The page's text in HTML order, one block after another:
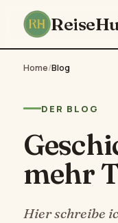
Home/Blog
DER BLOG
mehr
Hier schreibe